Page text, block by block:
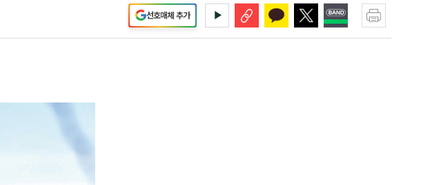
선호매체 추가